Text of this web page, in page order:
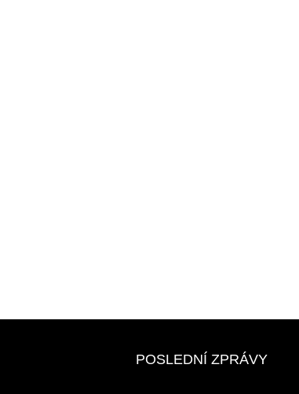
POSLEDNÍ ZPRÁVY